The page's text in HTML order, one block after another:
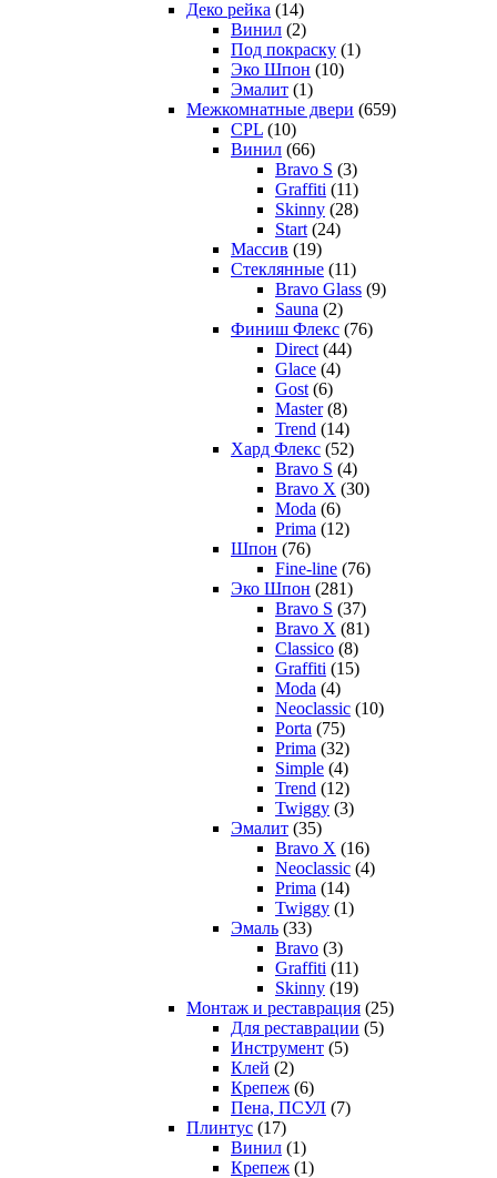
Деко рейка (14)
Винил (2)
Под покраску (1)
Эко Шпон (10)
Эмалит (1)
Межкомнатные двери (659)
CPL (10)
Винил (66)
Bravo S (3)
Graffiti (11)
Skinny (28)
Start (24)
Массив (19)
Стеклянные (11)
Bravo Glass (9)
Sauna (2)
Финиш Флекс (76)
Direct (44)
Glace (4)
Gost (6)
Master (8)
Trend (14)
Хард Флекс (52)
Bravo S (4)
Bravo X (30)
Moda (6)
Prima (12)
Шпон (76)
Fine-line (76)
Эко Шпон (281)
Bravo S (37)
Bravo X (81)
Classico (8)
Graffiti (15)
Moda (4)
Neoclassic (10)
Porta (75)
Prima (32)
Simple (4)
Trend (12)
Twiggy (3)
Эмалит (35)
Bravo X (16)
Neoclassic (4)
Prima (14)
Twiggy (1)
Эмаль (33)
Bravo (3)
Graffiti (11)
Skinny (19)
Монтаж и реставрация (25)
Для реставрации (5)
Инструмент (5)
Клей (2)
Крепеж (6)
Пена, ПСУЛ (7)
Плинтус (17)
Винил (1)
Крепеж (1)